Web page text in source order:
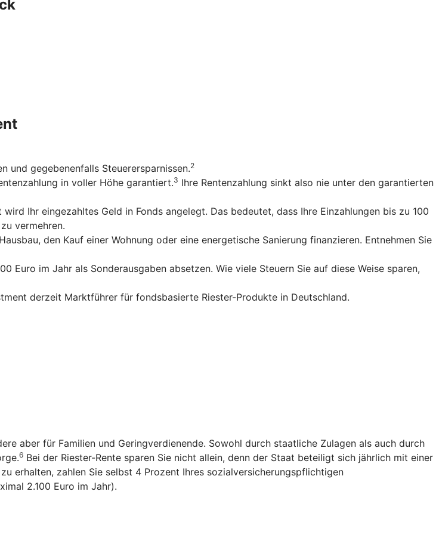
und gegebenenfalls Steuerersparnissen.2
in voller Höhe garantiert.3 Ihre Rentenzahlung sinkt also nie unter den garantierten
Ihr eingezahltes Geld in Fonds angelegt. Das bedeutet, dass Ihre Einzahlungen bis zu 100
vermehren.
den Kauf einer Wohnung oder eine energetische Sanierung finanzieren. Entnehmen Sie
Euro im Jahr als Sonderausgaben absetzen. Wie viele Steuern Sie auf diese Weise sparen,
derzeit Marktführer für fondsbasierte Riester-Produkte in Deutschland.
aber für Familien und Geringverdienende. Sowohl durch staatliche Zulagen als auch durch
6 Bei der Riester-Rente sparen Sie nicht allein, denn der Staat beteiligt sich jährlich mit einer
erhalten, zahlen Sie selbst 4 Prozent Ihres sozialversicherungspflichtigen
2.100 Euro im Jahr).